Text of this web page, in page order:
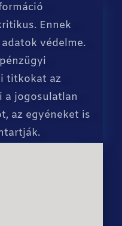
Ennek
védelme.
titkokat az
a jogosulatlan
az egyéneket is